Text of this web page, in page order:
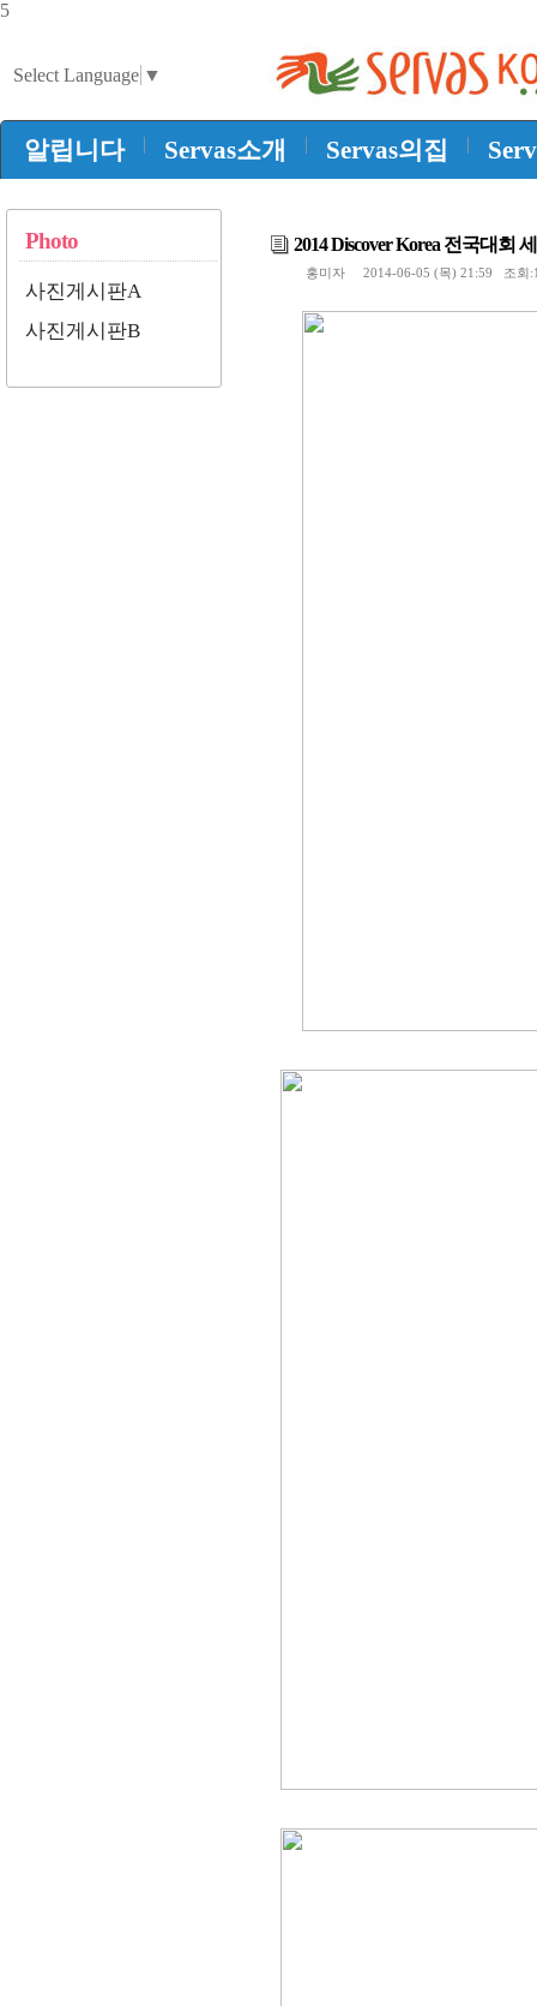
5
Select Language ▼
알립니다 | Servas소개 | Servas의집 |
Photo
사진게시판A
사진게시판B
2014 Discover Korea 전국대회
홍미자 2014-06-05 (목) 21:59 조